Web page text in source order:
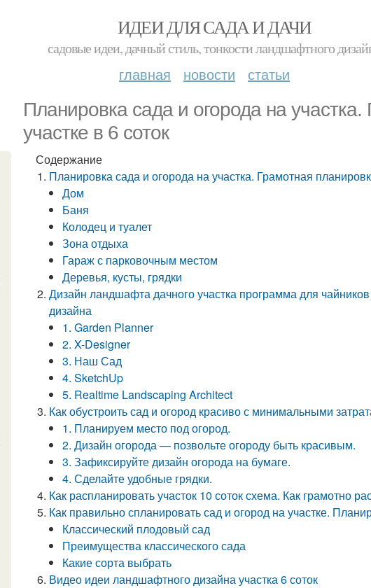
ИДЕИ ДЛЯ САДА И ДАЧИ
садовые идеи, дачный стиль, тонкости ландшафтного
главная новости статьи
Планировка сада и огорода на
участке в 6 соток
Содержание
Планировка сада и огорода на участка. Грамотная
Дом
Баня
Колодец и туалет
Зона отдыха
Гараж с парковочным местом
Деревья, кусты, грядки
Дизайн ландшафта дачного участка программа для
дизайна
1. Garden Planner
2. X-Designer
3. Наш Сад
4. SketchUp
5. Realtime Landscaping Architect
Как обустроить сад и огород красиво с минимальными
1. Планируем место под огород.
2. Дизайн огорода — позвольте огороду быть красивым.
3. Зафиксируйте дизайн огорода на бумаге.
4. Сделайте удобные грядки.
Как распланировать участок 10 соток схема. Как грамотно
Как правильно спланировать сад и огород на участке.
Классический плодовый сад
Преимущества классического сада
Какие сорта выбрать
Видео идеи ландшафтного дизайна участка 6 соток